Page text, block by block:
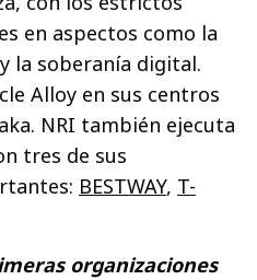
en aspectos como la
la soberanía digital.
Alloy en sus centros
NRI también ejecuta
tres de sus
BESTWAY, T-
organizaciones